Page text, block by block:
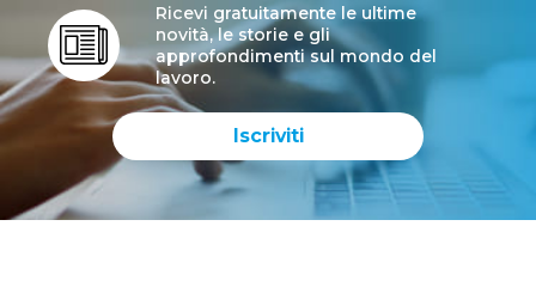
Ricevi gratuitamente le ultime
novità, le storie e gli
approfondimenti sul mondo del
lavoro.
Iscriviti